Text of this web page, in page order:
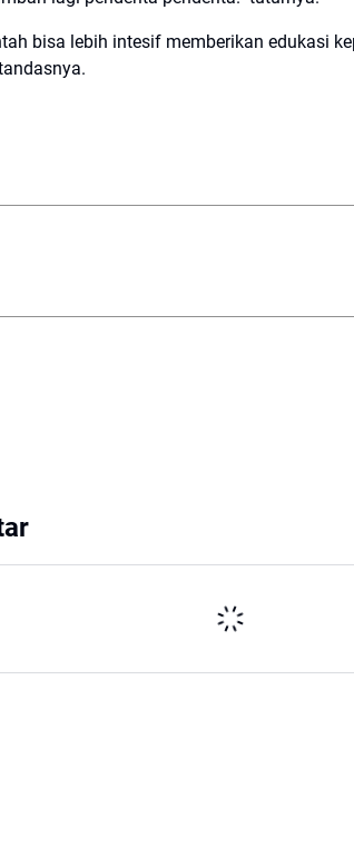
bisa lebih intesif memberikan edukasi